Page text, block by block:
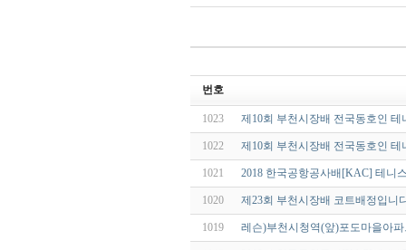
번호
1023 제10회 부천시장배 전국동호인
1022 제10회 부천시장배 전국동호인
1021 2018 한국공항공사배[KAC] 테니
1020 제23회 부천시장배 코트배정입니
1019 레슨)부천시청역(앞)포도마을아